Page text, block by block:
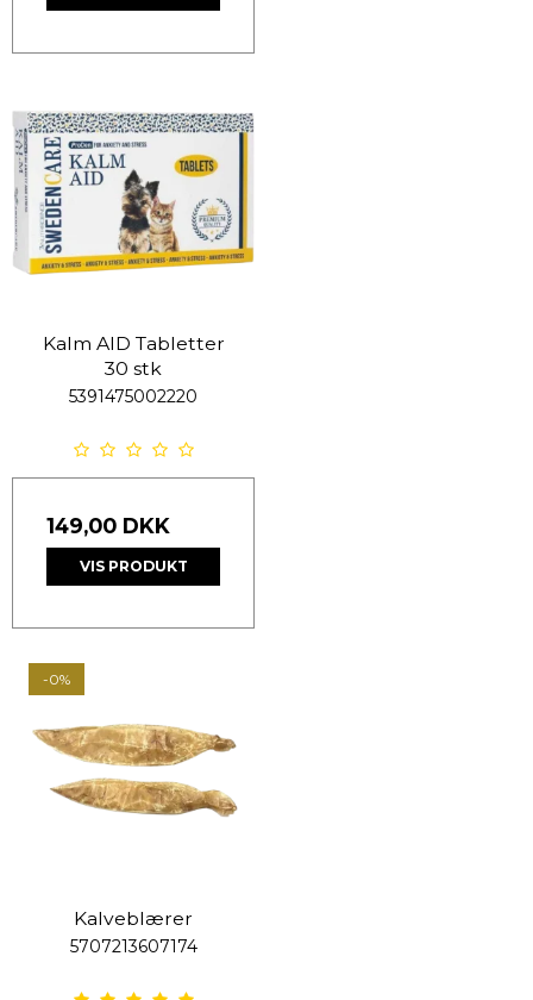
Kalm AID Tabletter
30 stk
5391475002220
149,00 DKK
VIS PRODUKT
-0%
Kalveblærer
5707213607174